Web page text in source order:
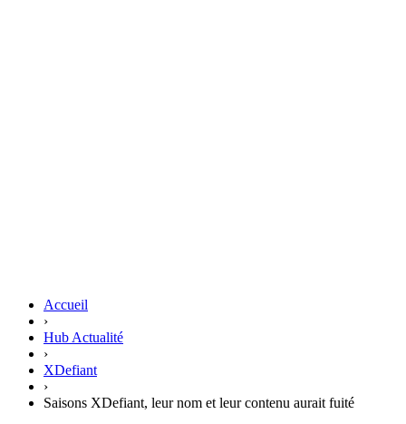
Accueil
›
Hub Actualité
›
XDefiant
›
Saisons XDefiant, leur nom et leur contenu aurait fuité